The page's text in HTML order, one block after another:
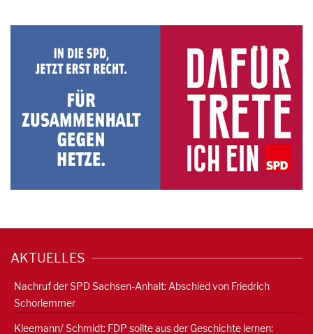
AKTUELLES
Nachruf der SPD Sachsen-Anhalt: Abschied von Friedrich
Schorlemmer
Kleemann/ Schmidt: FDP sollte aus der Geschichte lernen: